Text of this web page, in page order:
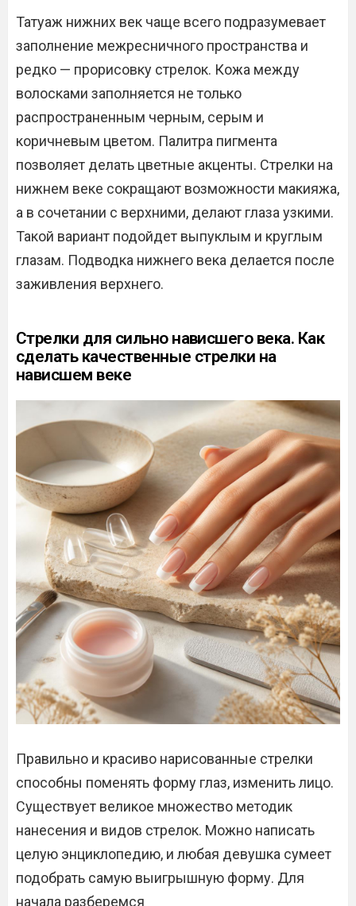
Татуаж нижних век чаще всего подразумевает
заполнение межресничного пространства и
редко — прорисовку стрелок. Кожа между
волосками заполняется не только
распространенным черным, серым и
коричневым цветом. Палитра пигмента
позволяет делать цветные акценты. Стрелки на
нижнем веке сокращают возможности макияжа,
а в сочетании с верхними, делают глаза узкими.
Такой вариант подойдет выпуклым и круглым
глазам. Подводка нижнего века делается после
заживления верхнего.
Стрелки для сильно нависшего века. Как
сделать качественные стрелки на
нависшем веке
Правильно и красиво нарисованные стрелки
способны поменять форму глаз, изменить лицо.
Существует великое множество методик
нанесения и видов стрелок. Можно написать
целую энциклопедию, и любая девушка сумеет
подобрать самую выигрышную форму. Для
начала разберемся